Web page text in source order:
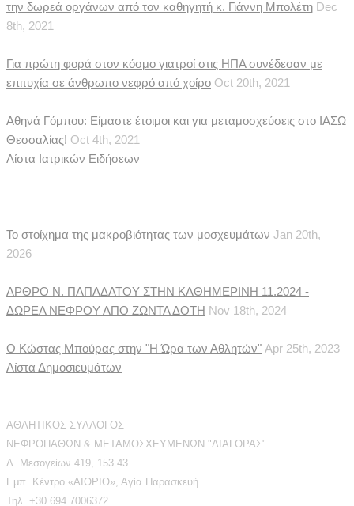
την δωρεά οργάνων από τον καθηγητή κ. Γιάννη Μπολέτη Dec
8th, 2021
Για πρώτη φορά στον κόσμο γιατροί στις ΗΠΑ συνέδεσαν με
επιτυχία σε άνθρωπο νεφρό από χοίρο Oct 20th, 2021
Αθηνά Γόμπου: Είμαστε έτοιμοι και για μεταμοσχεύσεις στο ΙΑΣΩ
Θεσσαλίας! Oct 4th, 2021
Λίστα Ιατρικών Ειδήσεων
Το στοίχημα της μακροβιότητας των μοσχευμάτων Jan 20th,
2026
ΑΡΘΡΟ Ν. ΠΑΠΑΔΑΤΟΥ ΣΤΗΝ ΚΑΘΗΜΕΡΙΝΗ 11.2024 -
ΔΩΡΕΑ ΝΕΦΡΟΥ ΑΠΟ ΖΩΝΤΑ ΔΟΤΗ Nov 18th, 2024
Ο Κώστας Μπούρας στην "Η Ώρα των Αθλητών" Apr 25th, 2023
Λίστα Δημοσιευμάτων
ΑΘΛΗΤΙΚΟΣ ΣΥΛΛΟΓΟΣ
ΝΕΦΡΟΠΑΘΩΝ & ΜΕΤΑΜΟΣΧΕΥΜΕΝΩΝ "ΔΙΑΓΟΡΑΣ"
Λ. Μεσογείων 419, 153 43
Εμπ. Κέντρο «ΑΙΘΡΙΟ», Αγία Παρασκευή
Τηλ. +30 694 7006372